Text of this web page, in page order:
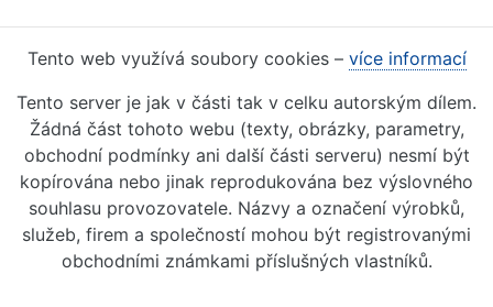
Tento web využívá soubory cookies – více informací
Tento server je jak v části tak v celku autorským dílem.
Žádná část tohoto webu (texty, obrázky, parametry,
obchodní podmínky ani další části serveru) nesmí být
kopírována nebo jinak reprodukována bez výslovného
souhlasu provozovatele. Názvy a označení výrobků,
služeb, firem a společností mohou být registrovanými
obchodními známkami příslušných vlastníků.